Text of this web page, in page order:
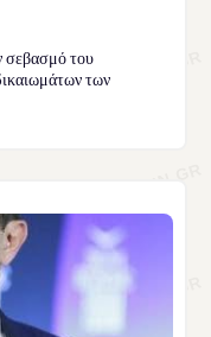
σεβασμό του
των